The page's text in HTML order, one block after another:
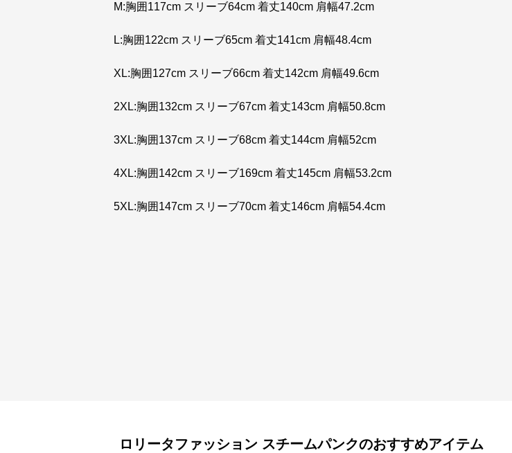
M:胸囲117cm スリーブ64cm 着丈140cm 肩幅47.2cm
L:胸囲122cm スリーブ65cm 着丈141cm 肩幅48.4cm
XL:胸囲127cm スリーブ66cm 着丈142cm 肩幅49.6cm
2XL:胸囲132cm スリーブ67cm 着丈143cm 肩幅50.8cm
3XL:胸囲137cm スリーブ68cm 着丈144cm 肩幅52cm
4XL:胸囲142cm スリーブ169cm 着丈145cm 肩幅53.2cm
5XL:胸囲147cm スリーブ70cm 着丈146cm 肩幅54.4cm
ロリータファッション スチームパンクのおすすめアイテム